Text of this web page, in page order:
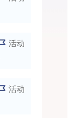
活动
活动